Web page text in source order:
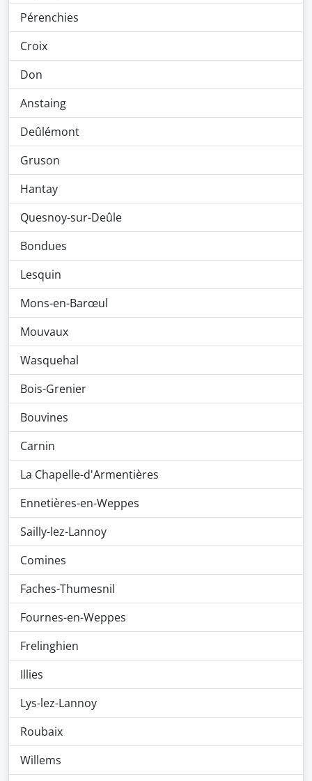
Pérenchies
Croix
Don
Anstaing
Deûlémont
Gruson
Hantay
Quesnoy-sur-Deûle
Bondues
Lesquin
Mons-en-Barœul
Mouvaux
Wasquehal
Bois-Grenier
Bouvines
Carnin
La Chapelle-d'Armentières
Ennetières-en-Weppes
Sailly-lez-Lannoy
Comines
Faches-Thumesnil
Fournes-en-Weppes
Frelinghien
Illies
Lys-lez-Lannoy
Roubaix
Willems